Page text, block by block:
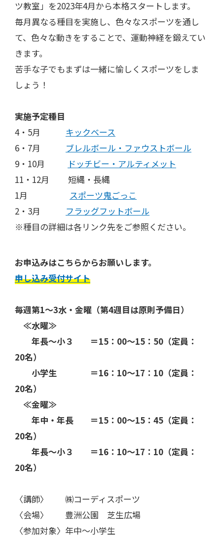
ツ教室」を2023年4月から本格スタートします。
毎月異なる種目を実施し、色々なスポーツを通し
て、色々な動きをすることで、運動神経を鍛えてい
きます。
苦手な子でもまずは一緒に愉しくスポーツをしま
しょう！
実施予定種目
4・5月 キックベース
6・7月 ブレルボール・ファウストボール
9・10月
ドッチビー・アルティメット​
11・12月 短縄・長縄
1月 スポーツ鬼ごっこ
2・3月 フラッグフットボール
※種目の詳細は各リンク先をご参照ください。
お申込みはこちらからお願いします。
申し込み受付サイト
毎週第1～3水・金曜（第4週目は原則予備日）
≪水曜≫
年長～小３ ＝15：00～15：50（定員：
20名）
小学生 ＝16：10～17：10（定員：
20名）
≪金曜≫
年中・年長 ＝15：00～15：45（定員：
20名）
年長～小３ ＝16：10～17：10（定員：
20名）
〈講師〉 ㈱コーディスポーツ
〈会場〉 豊洲公園 芝生広場
〈参加対象〉年中～小学生